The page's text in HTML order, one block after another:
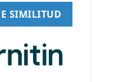
SIMILITUD